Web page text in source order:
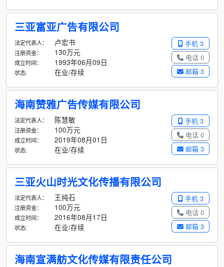
三亚富亚广告有限公司
手机 3
电话 0
邮箱 3
法定代表人： 卢宏书
注册资金： 130万元
成立时间： 1993年06月09日
状态: 在业/存续
海南赞雅广告传媒有限公司
手机 3
电话 0
邮箱 3
法定代表人： 陈慧敏
注册资金： 100万元
成立时间： 2019年08月01日
状态: 在业/存续
三亚火山时光文化传播有限公司
手机 3
电话 0
邮箱 3
法定代表人： 王纯石
注册资金： 100万元
成立时间： 2016年08月17日
状态: 在业/存续
海南宣满舫文化传媒有限责任公司